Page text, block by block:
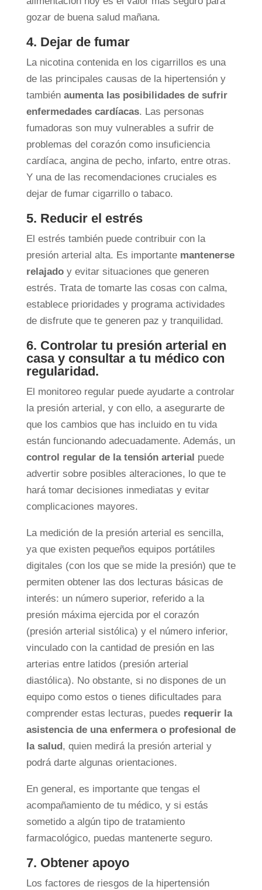
gozar de buena salud mañana.
4. Dejar de fumar
La nicotina contenida en los cigarrillos es una
de las principales causas de la hipertensión y
también aumenta las posibilidades de sufrir
enfermedades cardíacas. Las personas
fumadoras son muy vulnerables a sufrir de
problemas del corazón como insuficiencia
cardíaca, angina de pecho, infarto, entre otras.
Y una de las recomendaciones cruciales es
dejar de fumar cigarrillo o tabaco.
5. Reducir el estrés
El estrés también puede contribuir con la
presión arterial alta. Es importante mantenerse
relajadoy evitar situaciones que generen
estrés. Trata de tomarte las cosas con calma,
establece prioridades y programa actividades
de disfrute que te generen paz y tranquilidad.
6. Controlar tu presión arterial en
casa y consultar a tu médico con
regularidad.
El monitoreo regular puede ayudarte a controlar
la presión arterial, y con ello, a asegurarte de
que los cambios que has incluido en tu vida
están funcionando adecuadamente. Además, un
control regular de la tensión arterial puede
advertir sobre posibles alteraciones, lo que te
hará tomar decisiones inmediatas y evitar
complicaciones mayores.
La medición de la presión arterial es sencilla,
ya que existen pequeños equipos portátiles
digitales (con los que se mide la presión) que te
permiten obtener las dos lecturas básicas de
interés: un número superior, referido a la
presión máxima ejercida por el corazón
(presión arterial sistólica) y el número inferior,
vinculado con la cantidad de presión en las
arterias entre latidos (presión arterial
diastólica). No obstante, si no dispones de un
equipo como estos o tienes dificultades para
comprender estas lecturas, puedes requerir la
asistencia de una enfermera o profesional de
la salud , quien medirá la presión arterial y
podrá darte algunas orientaciones.
En general, es importante que tengas el
acompañamiento de tu médico, y si estás
sometido a algún tipo de tratamiento
farmacológico, puedas mantenerte seguro.
7. Obtener apoyo
Los factores de riesgos de la hipertensión